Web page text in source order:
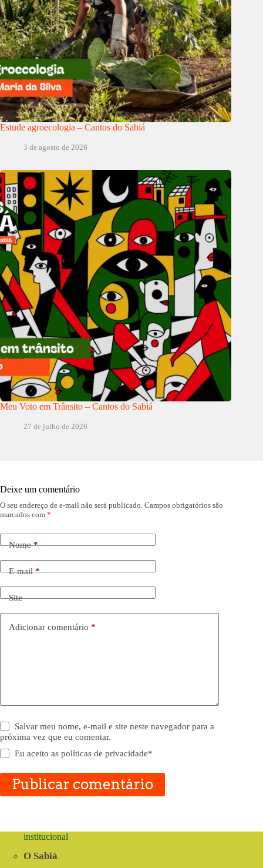
Estude agroecologia – Cantos do Sabiá
3 de agosto de 2026
Meu Voto em Trânsito – Cantos do Sabiá
27 de julho de 2026
Deixe um comentário
O seu endereço de e-mail não será publicado. Campos obrigatórios são
marcados com *
Nome*
E-mail*
Site
Adicionar comentário *
Salvar meu nome, e-mail e site neste navegador para a
próxima vez que eu comentar.
Eu aceito aspolíticas de privacidade*
Publicar comentário
institucional
O Sabiá